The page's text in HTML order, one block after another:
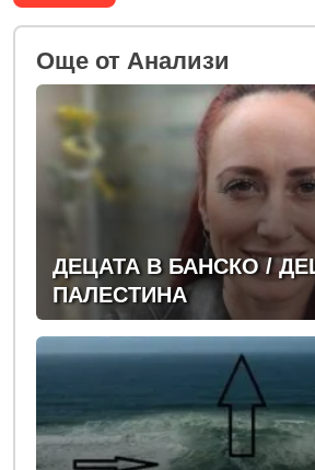
Oще от Анализи
ДЕЦАТА В БАНСКО /
ПАЛЕСТИНА